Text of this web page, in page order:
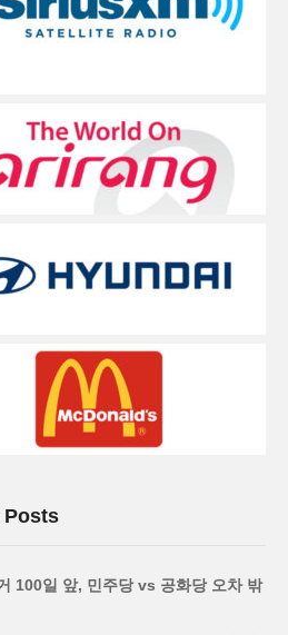
Posts
100일 앞, 민주당 vs 공화당 오차 밖